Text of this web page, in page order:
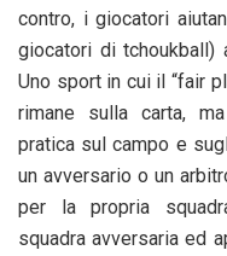
contro, i giocatori
giocatori di tchoukball)
Uno sport in cui il “fair
rimane sulla carta,
pratica sul campo e
un avversario o un
per la propria
squadra avversaria ed